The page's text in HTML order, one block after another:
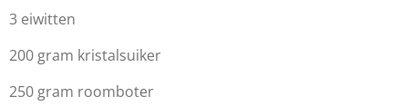
3 eiwitten
200 gram kristalsuiker
250 gram roomboter